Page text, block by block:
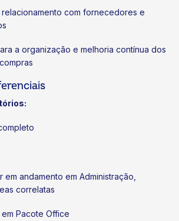
com fornecedores e
a organização e melhoria contínua dos
em andamento em Administração,
correlatas
Pacote Office